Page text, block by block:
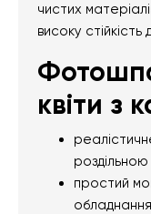
чистих
високу
квіти з
простий